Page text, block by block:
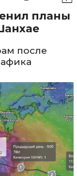
планы
после